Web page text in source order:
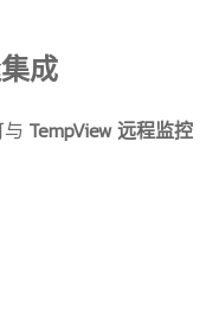
成
与 TempView 远程监控